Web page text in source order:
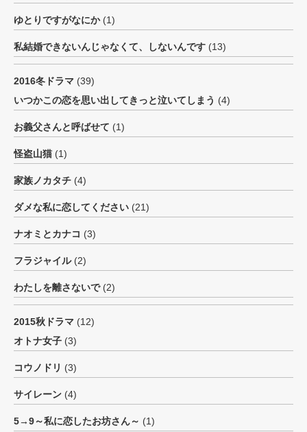
ゆとりですがなにか(1)
私結婚できないんじゃなくて、しないんです (13)
2016冬ドラマ (39)
いつかこの恋を思い出してきっと泣いてしまう (4)
お義父さんと呼ばせて (1)
怪盗山猫 (1)
家族ノカタチ (4)
ダメな私に恋してください (21)
ナオミとカナコ (3)
フラジャイル(2)
わたしを離さないで(2)
2015秋ドラマ (12)
オトナ女子 (3)
コウノドリ (3)
サイレーン (4)
5→9～私に恋したお坊さん～ (1)